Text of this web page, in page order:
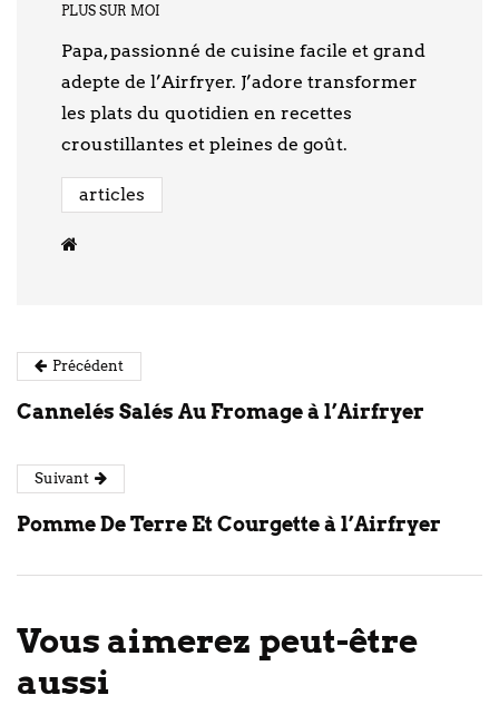
PLUS SUR MOI
Papa, passionné de cuisine facile et grand
adepte de l’Airfryer. J’adore transformer
les plats du quotidien en recettes
croustillantes et pleines de goût.
articles
Précédent
Cannelés Salés Au Fromage à l’Airfryer
Suivant
Pomme De Terre Et Courgette à l’Airfryer
Vous aimerez peut-être
aussi